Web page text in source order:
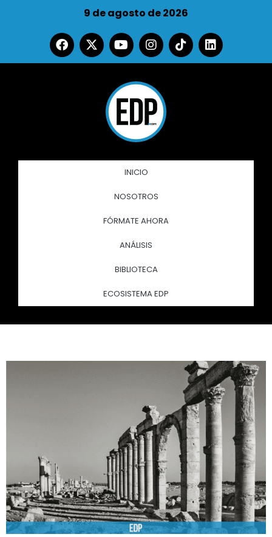
9 de agosto de 2026
INICIO
NOSOTROS
FÓRMATE AHORA
ANÁLISIS
BIBLIOTECA
ECOSISTEMA EDP